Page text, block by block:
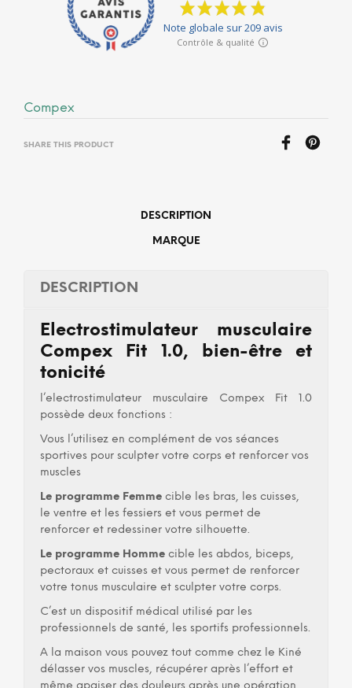
Compex
SHARE THIS PRODUCT
DESCRIPTION
MARQUE
DESCRIPTION
Electrostimulateur musculaire
Compex Fit 1.0, bien-être et
tonicité
l’electrostimulateur musculaire Compex Fit 1.0
possède deux fonctions :
Vous l’utilisez en complément de vos séances
sportives pour sculpter votre corps et renforcer vos
muscles
Le programme Femme cible les bras, les cuisses,
le ventre et les fessiers et vous permet de
renforcer et redessiner votre silhouette.
Le programme Homme cible les abdos, biceps,
pectoraux et cuisses et vous permet de renforcer
votre tonus musculaire et sculpter votre corps.
C’est un dispositif médical utilisé par les
professionnels de santé, les sportifs professionnels.
A la maison vous pouvez tout comme chez le Kiné
délasser vos muscles, récupérer après l’effort et